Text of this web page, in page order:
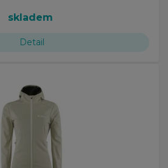
skladem
Detail